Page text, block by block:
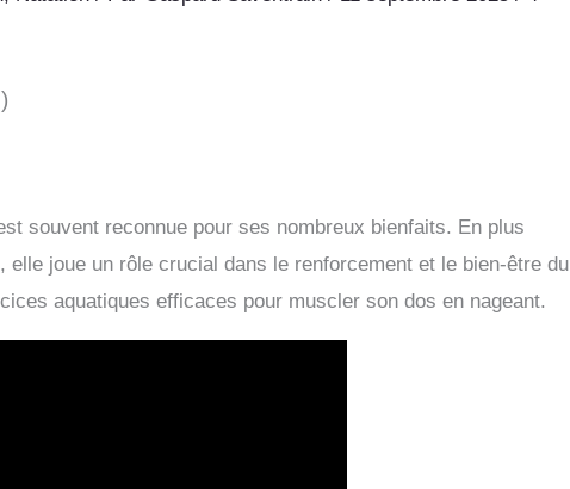
souvent reconnue pour ses nombreux bienfaits. En plus
elle joue un rôle crucial dans le renforcement et le bien-être du
aquatiques efficaces pour muscler son dos en nageant.